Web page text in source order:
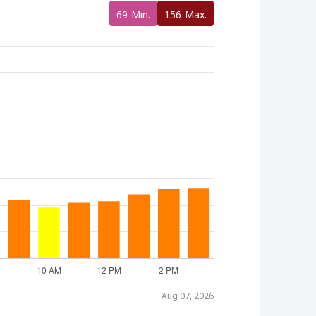
69 Min. 156 Max.
Aug 07, 2026